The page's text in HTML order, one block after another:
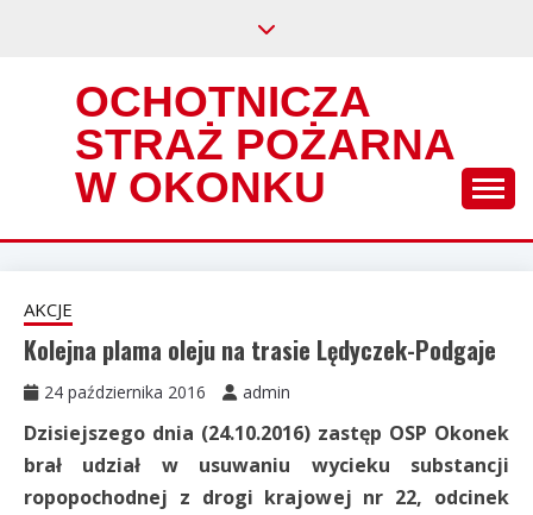
OCHOTNICZA
STRAŻ POŻARNA
W OKONKU
AKCJE
Kolejna plama oleju na trasie Lędyczek-Podgaje
24 października 2016 admin
Dzisiejszego dnia (24.10.2016) zastęp OSP Okonek
brał udział w usuwaniu wycieku substancji
ropopochodnej z drogi krajowej nr 22, odcinek